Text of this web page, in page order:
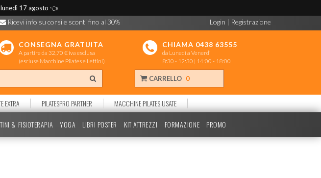
17 agosto 👈
Ricevi info su corsi e sconti fino al 30% Login | Registrazione
CONSEGNA GRATUITA
A partire da 32,70 € iva esclusa
(escluse Macchine Pilates e Lettini)
CHIAMA 0438 63555
da Lunedì a Venerdì
8:30 - 12:30 | 14:00 - 18:00
CARRELLO 0
EXTRA PILATESPRO PARTNER MACCHINE PILATES USATE
& FISIOTERAPIA YOGA LIBRI POSTER KIT ATTREZZI FORMAZIONE PROMO